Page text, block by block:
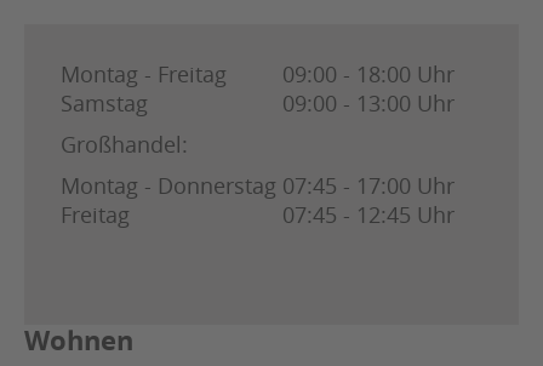
Montag - Freitag
Samstag
09:00 - 18:00 Uhr
09:00 - 13:00 Uhr
Großhandel:
Montag - Donnerstag
Freitag
07:45 - 17:00 Uhr
07:45 - 12:45 Uhr
Wohnen